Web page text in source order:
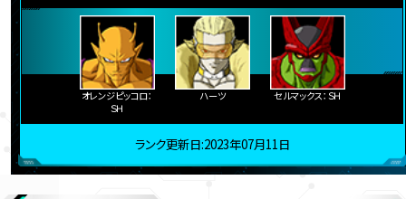
オレンジピッコロ：
ＳＨ
ハーツ セルマックス：ＳＨ
ランク更新日:2023年07月11日